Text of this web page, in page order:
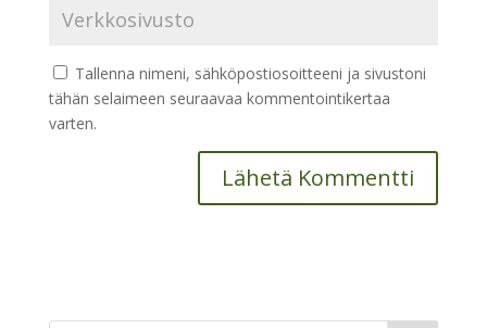
Tallenna nimeni, sähköpostiosoitteeni ja sivustoni
tähän selaimeen seuraavaa kommentointikertaa
varten.